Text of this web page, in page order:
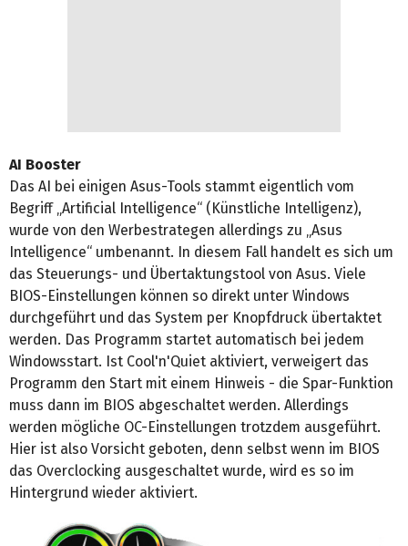
AI Booster
Das AI bei einigen Asus-Tools stammt eigentlich vom
Begriff „Artificial Intelligence“ (Künstliche Intelligenz),
wurde von den Werbestrategen allerdings zu „Asus
Intelligence“ umbenannt. In diesem Fall handelt es sich um
das Steuerungs- und Übertaktungstool von Asus. Viele
BIOS-Einstellungen können so direkt unter Windows
durchgeführt und das System per Knopfdruck übertaktet
werden. Das Programm startet automatisch bei jedem
Windowsstart. Ist Cool'n'Quiet aktiviert, verweigert das
Programm den Start mit einem Hinweis - die Spar-Funktion
muss dann im BIOS abgeschaltet werden. Allerdings
werden mögliche OC-Einstellungen trotzdem ausgeführt.
Hier ist also Vorsicht geboten, denn selbst wenn im BIOS
das Overclocking ausgeschaltet wurde, wird es so im
Hintergrund wieder aktiviert.